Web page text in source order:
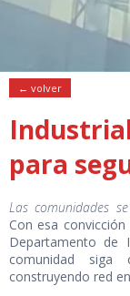
← volver
para
Las comunidades
Con esa convicción
Departamento de
comunidad siga
construyendo red